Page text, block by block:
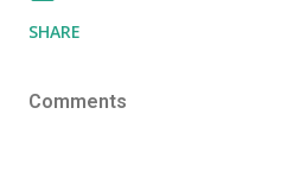
SHARE
Comments